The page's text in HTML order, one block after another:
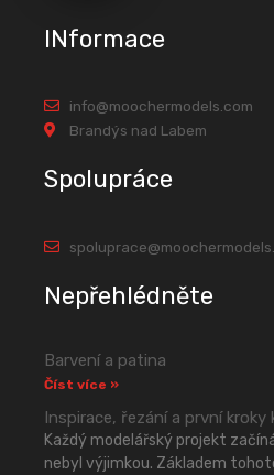
INformace
info@moochermodels.com
Brandýs nad Labem
Spolupráce
Nepřehlédněte
Barvení a patina
Číst více »
Inspirace, řezání a první kroky
Každý modelářský projekt
nebyl výjimkou. Základem